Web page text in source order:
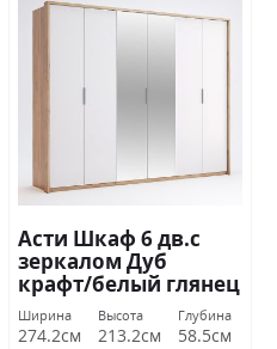
Асти Шкаф 6 дв.с
зеркалом Дуб
крафт/белый глянец
Миромарк
Ширина
274.2см
Высота
213.2см
Глубина
58.5см